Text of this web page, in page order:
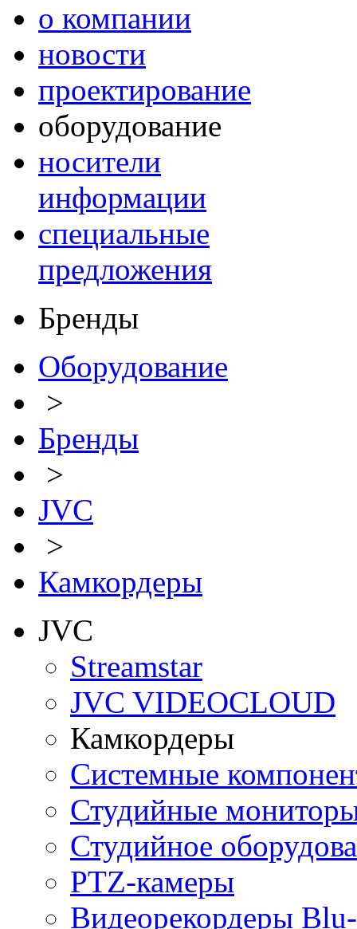
о компании
новости
проектирование
оборудование
носители
информации
специальные
предложения
Бренды
Оборудование
>
Бренды
>
JVC
>
Камкордеры
JVC
Streamstar
JVC VIDEOCLOUD
Камкордеры
Системные
Студийные
Студийное
PTZ-камеры
Видеорекордеры